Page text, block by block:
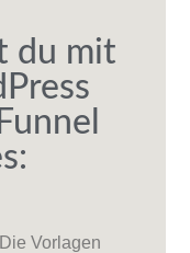
du mit
Die Vorlagen